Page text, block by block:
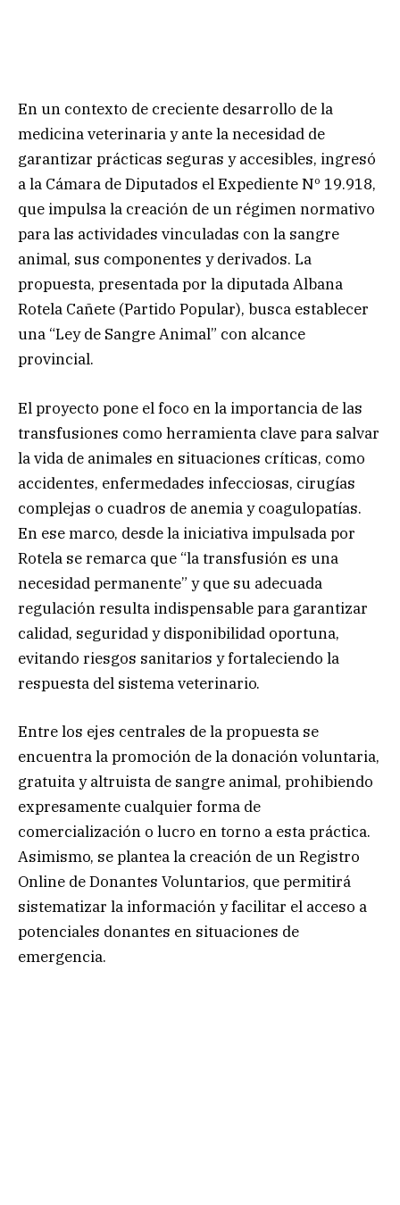
En un contexto de creciente desarrollo de la
medicina veterinaria y ante la necesidad de
garantizar prácticas seguras y accesibles, ingresó
a la Cámara de Diputados el Expediente Nº 19.918,
que impulsa la creación de un régimen normativo
para las actividades vinculadas con la sangre
animal, sus componentes y derivados. La
propuesta, presentada por la diputada Albana
Rotela Cañete (Partido Popular), busca establecer
una “Ley de Sangre Animal” con alcance
provincial.
El proyecto pone el foco en la importancia de las
transfusiones como herramienta clave para salvar
la vida de animales en situaciones críticas, como
accidentes, enfermedades infecciosas, cirugías
complejas o cuadros de anemia y coagulopatías.
En ese marco, desde la iniciativa impulsada por
Rotela se remarca que “la transfusión es una
necesidad permanente” y que su adecuada
regulación resulta indispensable para garantizar
calidad, seguridad y disponibilidad oportuna,
evitando riesgos sanitarios y fortaleciendo la
respuesta del sistema veterinario.
Entre los ejes centrales de la propuesta se
encuentra la promoción de la donación voluntaria,
gratuita y altruista de sangre animal, prohibiendo
expresamente cualquier forma de
comercialización o lucro en torno a esta práctica.
Asimismo, se plantea la creación de un Registro
Online de Donantes Voluntarios, que permitirá
sistematizar la información y facilitar el acceso a
potenciales donantes en situaciones de
emergencia.